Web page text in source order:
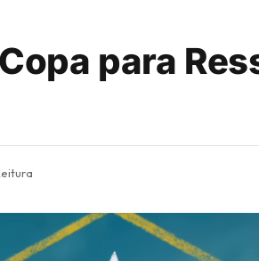
para